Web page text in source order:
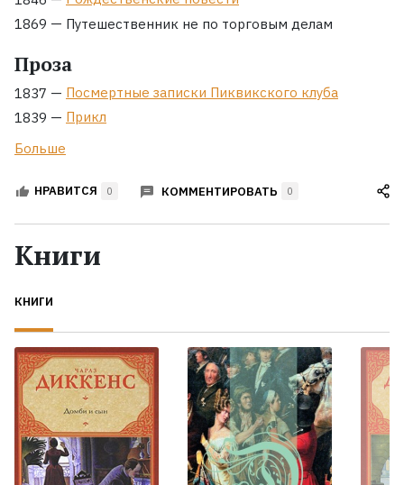
1869 — Путешественник не по торговым делам
Проза
1837 — Посмертные записки Пиквикского клуба
1839 — Прикл
Больше
НРАВИТСЯ 0 КОММЕНТИРОВАТЬ 0
Книги
КНИГИ